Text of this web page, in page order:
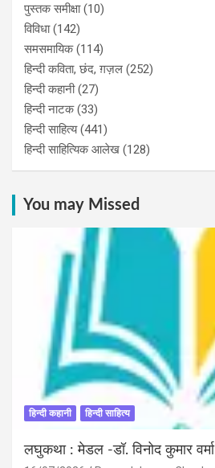
पुस्‍तक समीक्षा(10)
विविधा(142)
समसमायिक(114)
हिन्दी कविता, छंद, ग़ज़ल (252)
हिन्दी कहानी(27)
हिन्‍दी नाटक(33)
हिन्दी साहित्य(441)
हिन्दी साहित्यिक आलेख (128)
You may Missed
हिन्दी कहानी हिन्दी साहित्य
लघुकथा : मेडल -डॉ. विनोद कुमार वर्मा